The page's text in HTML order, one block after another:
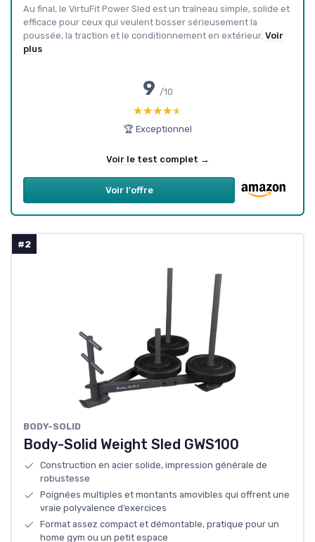
Au final, le VirtuFit Power Sled est un traîneau simple, solide et
efficace pour ceux qui veulent bosser sérieusement la
poussée, la traction et le conditionnement en extérieur. Voir
plus
9 /10
★★★★★
★★★★★
🏆 Exceptionnel
Voir le test complet →
Voir l'offre
#2
BODY-SOLID
Body-Solid Weight Sled GWS100
Construction en acier solide, impression générale de
robustesse
Poignées multiples et montants amovibles qui offrent une
vraie polyvalence d’exercices
Format assez compact et démontable, pratique pour un
home gym ou un petit espace